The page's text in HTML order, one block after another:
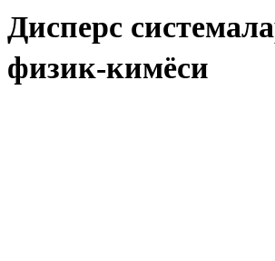
Дисперс
физик-кимёси